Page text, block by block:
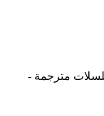
مترجمة -